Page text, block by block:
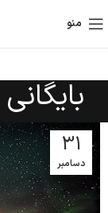
منو
31
دسامبر